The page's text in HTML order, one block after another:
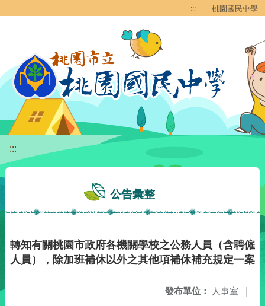
::: 桃園國民中學
:::
公告彙整
轉知有關桃園市政府各機關學校之公務人員（含聘僱
人員），除加班補休以外之其他項補休補充規定一案
發布單位： 人事室 |